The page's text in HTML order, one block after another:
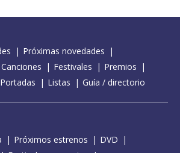
Próximas novedades
Canciones Festivales
Premios
Portadas Listas Guía / directorio
Próximos estrenos
DVD